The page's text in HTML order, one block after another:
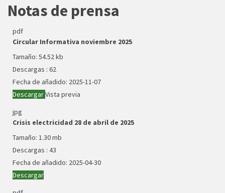
Notas de prensa
pdf
Circular Informativa noviembre 2025
Tamaño: 54.52 kb
Descargas : 62
Fecha de añadido: 2025-11-07
DescargarVista previa
jpg
Crisis electricidad 28 de abril de 2025
Tamaño: 1.30 mb
Descargas : 43
Fecha de añadido: 2025-04-30
Descargar